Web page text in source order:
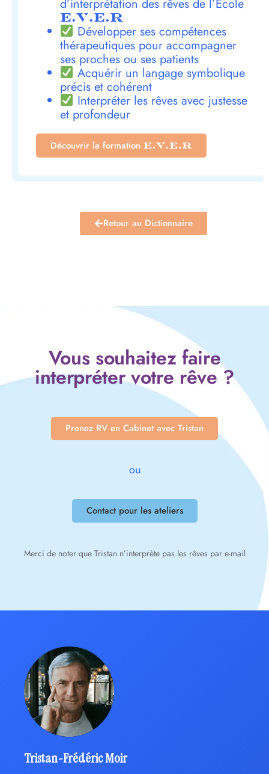
d’interprétation des rêves de l’École
E.V.E.R
Développer ses compétences
thérapeutiques pour accompagner
ses proches ou ses patients
Acquérir un langage symbolique
précis et cohérent
Interpréter les rêves avec justesse
et profondeur
Découvrir la formation E.V.E.R
Retour au Dictionnaire
Vous souhaitez faire
interpréter votre rêve ?
Prenez RV en Cabinet avec Tristan
ou
Contact pour les ateliers
Merci de noter que Tristan n’interprète pas les rêves par e-mail
Tristan-Frédéric Moir